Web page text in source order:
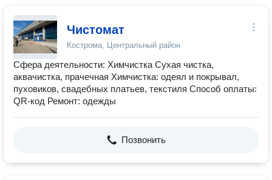
Чистомат
Кострома, Центральный район
Сфера деятельности: Химчистка Сухая чистка,
аквачистка, прачечная Химчистка: одеял и покрывал,
пуховиков, свадебных платьев, текстиля Способ оплаты:
QR-код Ремонт: одежды
Позвонить